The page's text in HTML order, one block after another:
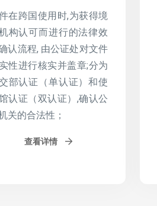
在跨国使用时,为获得境
构认可而进行的法律效
认流程, 由公证处对文件
性进行核实并盖章;分为
部认证（单认证）和使
认证（双认证）,确认公
关的合法性；
查看详情